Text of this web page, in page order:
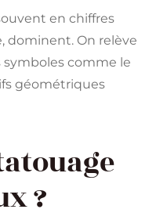
en chiffres
dominent. On relève
symboles comme le
géométriques
?